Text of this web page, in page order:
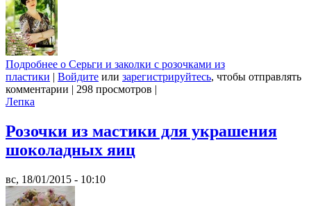
Подробнее о Серьги и заколки с розочками из
пластики | Войдите или зарегистрируйтесь, чтобы отправлять
комментарии | 298 просмотров |
Лепка
Розочки из мастики для украшения
шоколадных яиц
вс, 18/01/2015 - 10:10